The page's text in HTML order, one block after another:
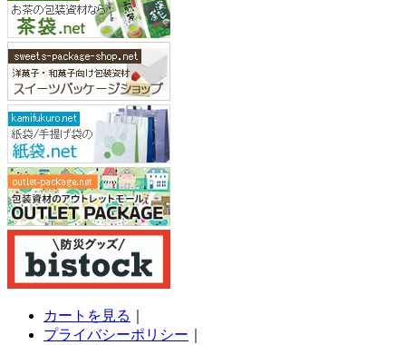
カートを見る
プライバシーポリシー